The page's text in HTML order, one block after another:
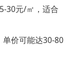
30元/㎡，适合
价可能达30-80